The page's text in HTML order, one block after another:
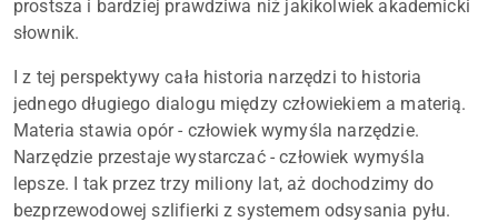
prostsza i bardziej prawdziwa niż jakikolwiek akademicki
słownik.
I z tej perspektywy cała historia narzędzi to historia
jednego długiego dialogu między człowiekiem a materią.
Materia stawia opór - człowiek wymyśla narzędzie.
Narzędzie przestaje wystarczać - człowiek wymyśla
lepsze. I tak przez trzy miliony lat, aż dochodzimy do
bezprzewodowej szlifierki z systemem odsysania pyłu.